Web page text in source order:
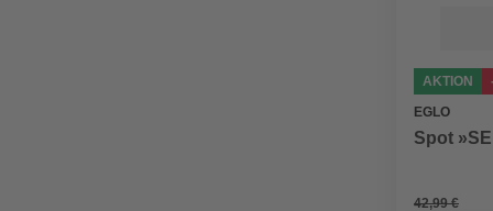
AKTION
EGLO
Spot
42,99 €